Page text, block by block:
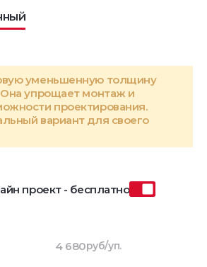
уменьшенную толщину
Она упрощает монтаж и
проектирования.
вариант для своего
проект - бесплатно
4 680руб/уп.